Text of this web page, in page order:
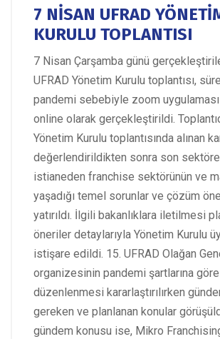
7 NİSAN UFRAD
KURULU TOPLANTISI
7 Nisan Çarşamba günü
UFRAD Yönetim Kurulu toplantısı,
pandemi sebebiyle zoom uygulaması
online olarak gerçekleştirildi.
Yönetim Kurulu toplantısında alınan
değerlendirildikten sonra son
istianeden franchise sektörünün ve
yaşadığı temel sorunlar ve çözüm
yatırıldı. İlgili bakanlıklara iletilmesi
öneriler detaylarıyla Yönetim Kurulu
istişare edildi. 15. UFRAD Olağan
organizesinin pandemi şartlarına göre
düzenlenmesi kararlaştırılırken
gereken ve planlanan konular
gündem konusu ise, Mikro